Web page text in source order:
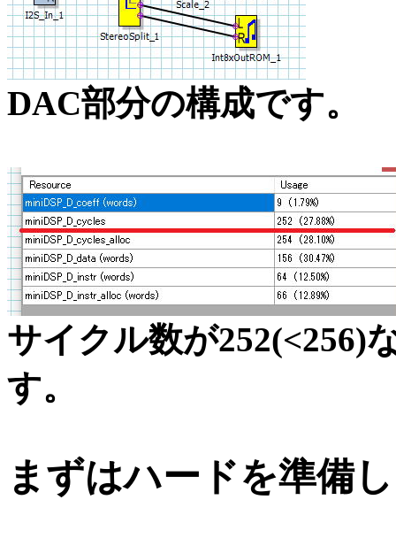
DAC部分の構成です。
サイクル数が252(<256)
す。
まずはハードを準備